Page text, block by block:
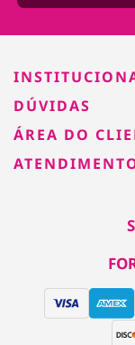
DÚVIDAS
ÁREA DO